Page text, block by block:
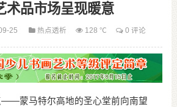
术品市场呈现暖意
25 热点透析 128 ℃ 0 评论
蒙马特尔高地的圣心堂前向南望